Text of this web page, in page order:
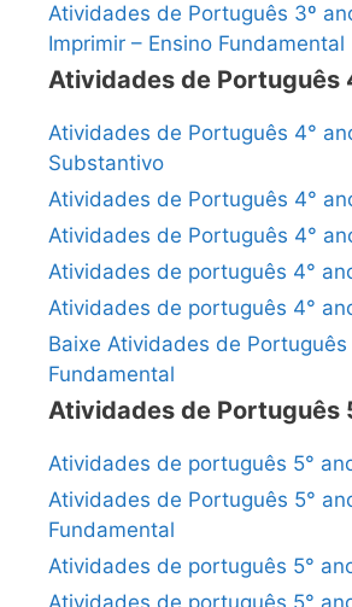
Atividades de Português 3º
Imprimir – Ensino Fundamental
Atividades de Português
Atividades de Português 4°
Substantivo
Atividades de Português 4°
Atividades de Português 4°
Atividades de português 4°
Atividades de português 4°
Baixe Atividades de Português
Fundamental
Atividades de Português
Atividades de português 5°
Atividades de Português 5°
Fundamental
Atividades de português 5°